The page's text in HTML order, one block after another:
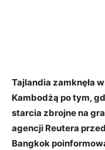
Tajlandia zamknęła
Kambodżą po tym,
starcia zbrojne na
agencji Reutera
Bangkok